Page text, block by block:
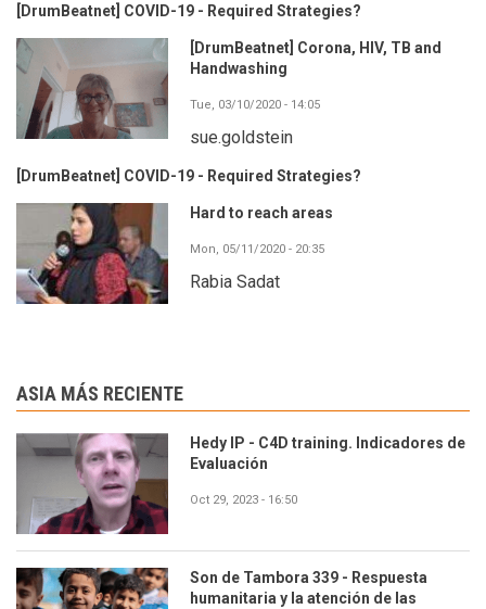
[DrumBeatnet] COVID-19 - Required Strategies?
[DrumBeatnet] Corona, HIV, TB and
Handwashing
Tue, 03/10/2020 - 14:05
sue.goldstein
[DrumBeatnet] COVID-19 - Required Strategies?
Hard to reach areas
Mon, 05/11/2020 - 20:35
Rabia Sadat
ASIA MÁS RECIENTE
Hedy IP - C4D training. Indicadores de
Evaluación
Oct 29, 2023 - 16:50
Son de Tambora 339 - Respuesta
humanitaria y la atención de las